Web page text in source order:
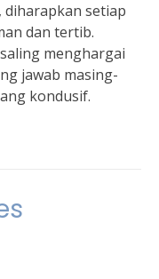
diharapkan setiap
dan tertib.
menghargai
jawab masing-
kondusif.